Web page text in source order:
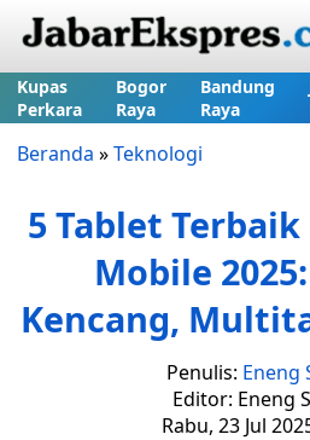
Kupas
Perkara
Bogor
Raya
Bandung
Raya
Beranda »Teknologi
5 Tablet
Mobile
Kencang,
Penulis: Eneng
Editor: Eneng
Rabu, 23 Jul